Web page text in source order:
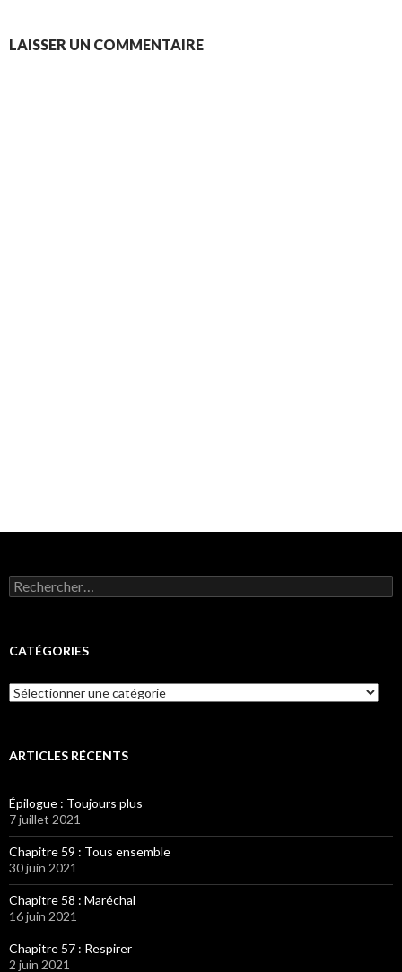
LAISSER UN COMMENTAIRE
Rechercher :
CATÉGORIES
Catégories
ARTICLES RÉCENTS
Épilogue : Toujours plus
7 juillet 2021
Chapitre 59 : Tous ensemble
30 juin 2021
Chapitre 58 : Maréchal
16 juin 2021
Chapitre 57 : Respirer
2 juin 2021